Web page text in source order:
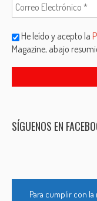
He leído y acepto la
Magazine, abajo
SÍGUENOS EN
Para cumplir con